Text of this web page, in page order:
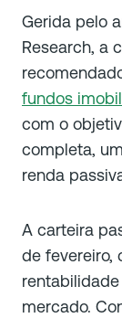
Gerida pelo
Research, a
fundos
com o
completa,
renda
A carteira
de fevereiro,
mercado.